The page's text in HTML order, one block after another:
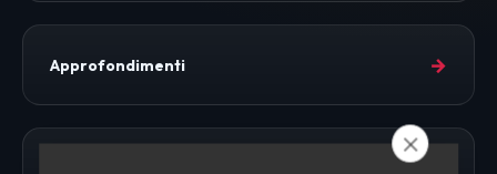
Approfondimenti →